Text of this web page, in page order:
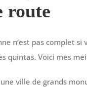
route
n’est pas complet
quintas. Voici mes
une ville de grands